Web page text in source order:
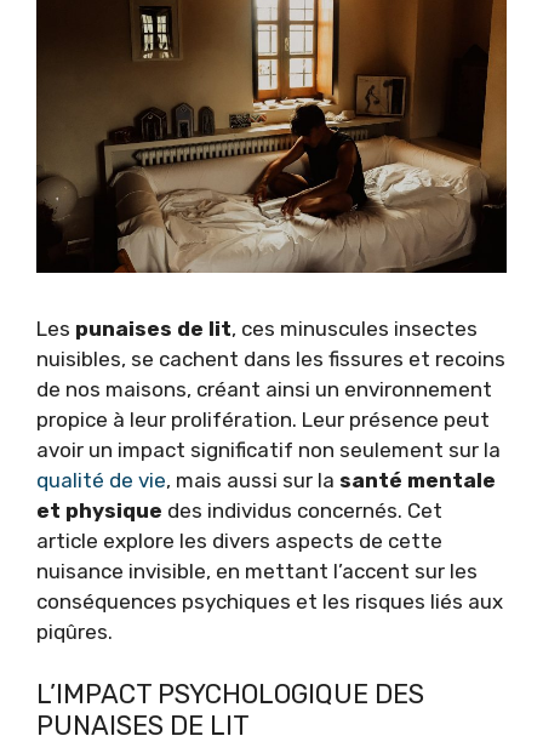
Les punaises de lit, ces minuscules insectes
nuisibles, se cachent dans les fissures et recoins
de nos maisons, créant ainsi un environnement
propice à leur prolifération. Leur présence peut
avoir un impact significatif non seulement sur la
qualité de vie, mais aussi sur la santé mentale
et physique des individus concernés. Cet
article explore les divers aspects de cette
nuisance invisible, en mettant l’accent sur les
conséquences psychiques et les risques liés aux
piqûres.
L’IMPACT PSYCHOLOGIQUE DES
PUNAISES DE LIT